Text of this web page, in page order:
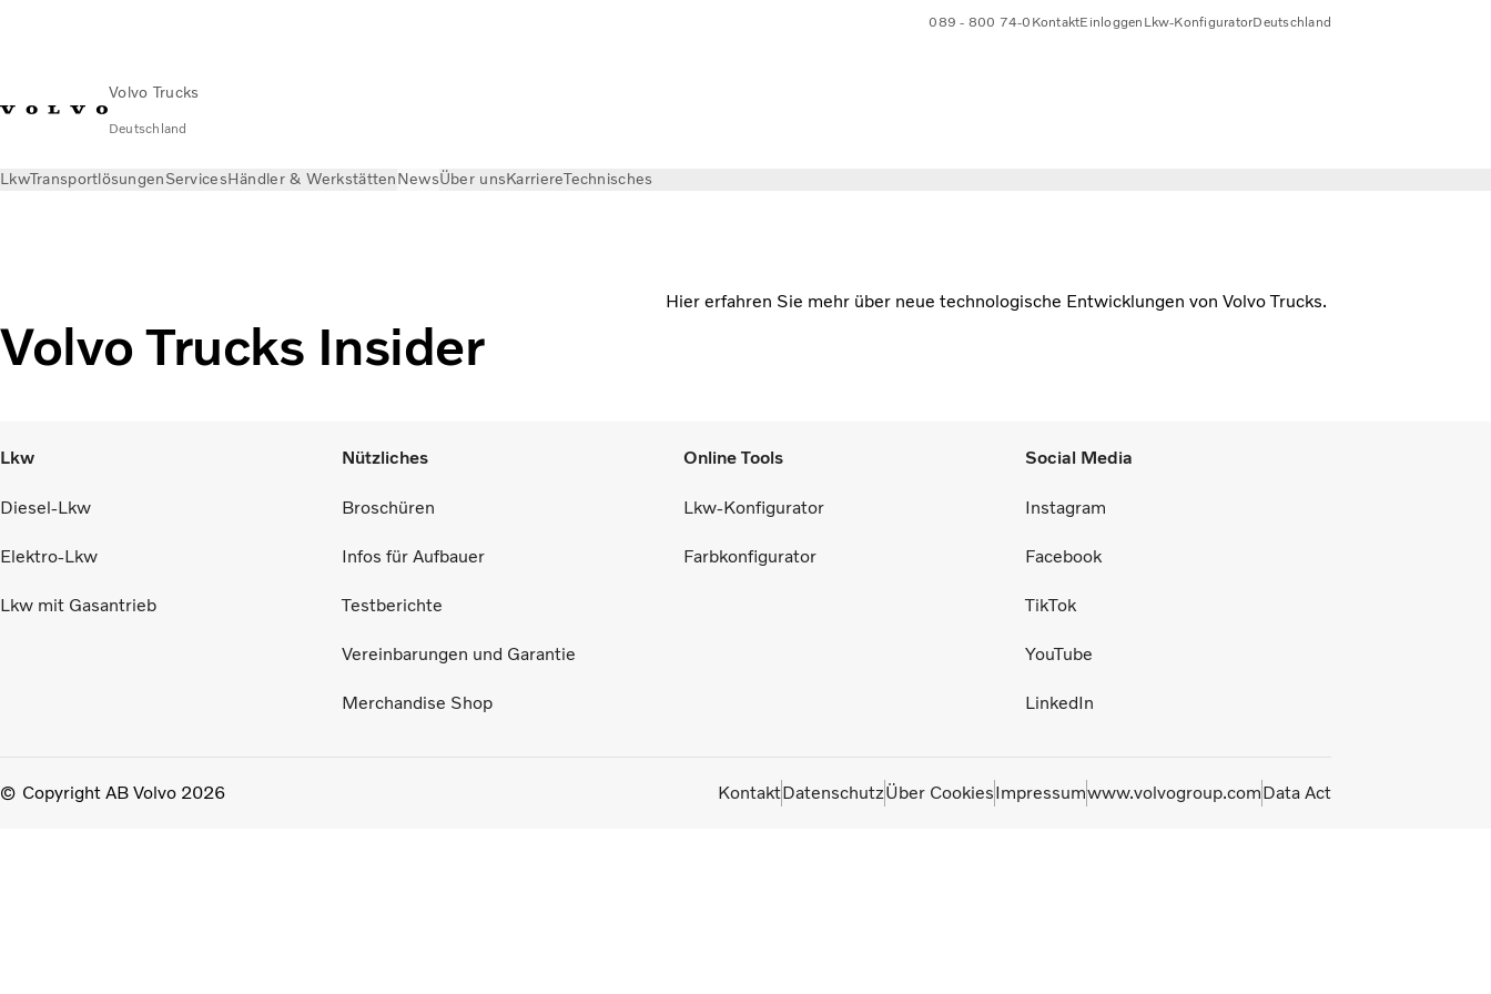
Volvo Trucks
Deutschland
089 - 800 74-0 KontaktEinloggen Lkw-KonfiguratorDeutschland
LkwTransportlösungenServicesHändler & WerkstättenNewsÜber unsKarriereTechnisches
Volvo Trucks Insider
Hier erfahren Sie mehr über neue technologische Entwicklungen von Volvo Trucks.
Lkw
Diesel-Lkw
Elektro-Lkw
Lkw mit Gasantrieb
Nützliches
Broschüren
Infos für Aufbauer
Testberichte
Vereinbarungen und Garantie
Merchandise Shop
Online Tools
Lkw-Konfigurator
Farbkonfigurator
Social Media
Instagram
Facebook
TikTok
YouTube
LinkedIn
Copyright AB Volvo 2026 KontaktDatenschutzÜber CookiesImpressumwww.volvogroup.comData Act